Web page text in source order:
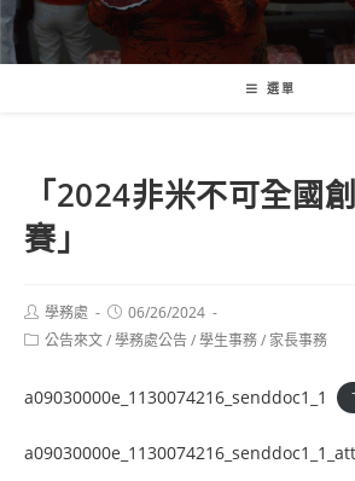
選單
「2024非米不可全國
賽」
Post
author:
學務處
Post
published:
06/26/2024
Post公告來文/學務處公告/學生事務/ 家長事務
a09030000e_1130074216_senddoc1_1